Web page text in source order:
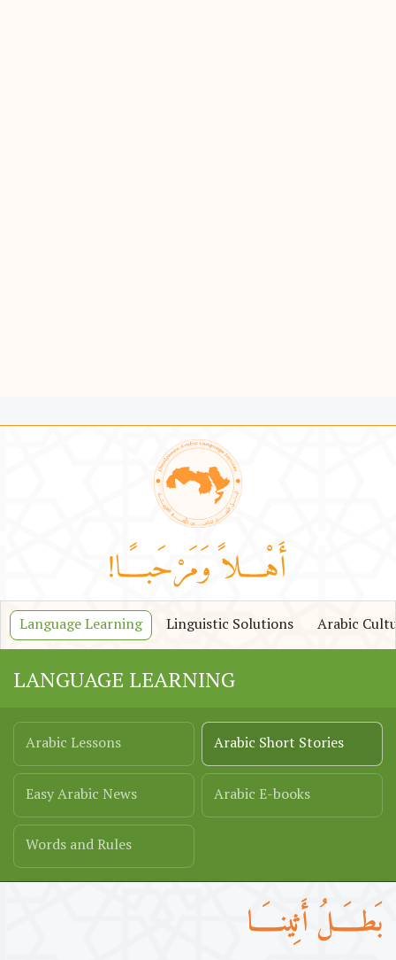
Language Learning Linguistic Solutions Arabic
LANGUAGE LEARNING
Arabic Lessons
Arabic Short Stories
Easy Arabic News
Arabic E-books
Words and Rules
بَطـــَــلُ أَثِينـــَــا